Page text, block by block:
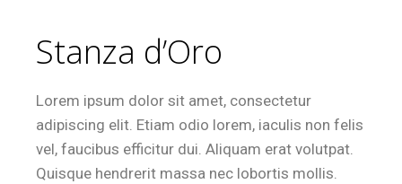
Stanza d’Oro
Lorem ipsum dolor sit amet, consectetur
adipiscing elit. Etiam odio lorem, iaculis non felis
vel, faucibus efficitur dui. Aliquam erat volutpat.
Quisque hendrerit massa nec lobortis mollis.